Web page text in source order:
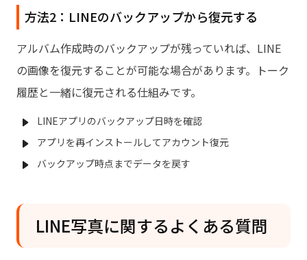
方法2：LINEのバックアップから復元する
アルバム作成時のバックアップが残っていれば、LINE
の画像を復元することが可能な場合があります。トーク
履歴と一緒に復元される仕組みです。
LINEアプリのバックアップ日時を確認
アプリを再インストールしてアカウント復元
バックアップ時点までデータを戻す
LINE写真に関するよくある質問